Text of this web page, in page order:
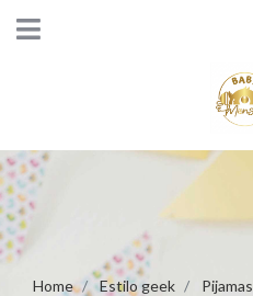
Home Estilo geek
Pijamas